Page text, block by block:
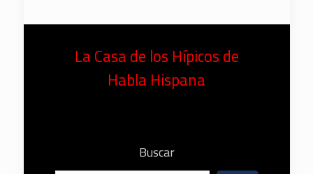
La Casa de los Hípicos de
Habla Hispana
Buscar